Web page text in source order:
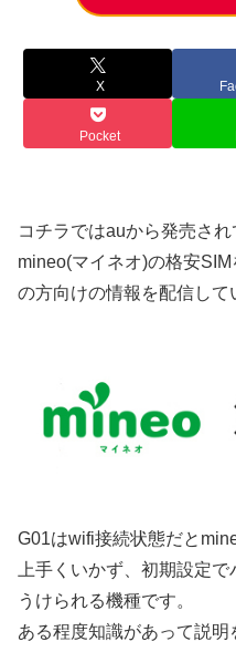
X
Pocket
コチラではauから発売さ
mineo(マイネオ)の格安
の方向けの情報を配信して
G01はwifi接続状態だと
上手くいかず、初期設定
うけられる機種です。
ある程度知識があって説